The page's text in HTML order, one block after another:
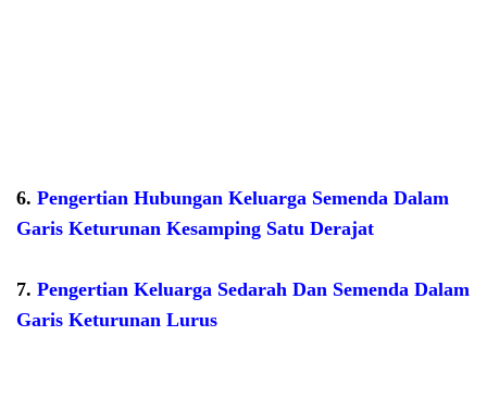
6. Pengertian Hubungan Keluarga Semenda Dalam
Garis Keturunan Kesamping Satu Derajat
7. Pengertian Keluarga Sedarah Dan Semenda Dalam
Garis Keturunan Lurus